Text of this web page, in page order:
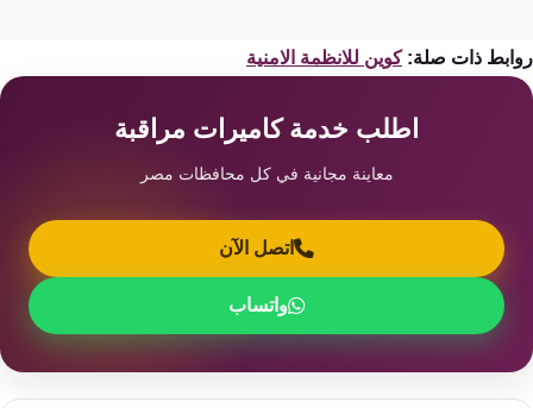
ذات صلة: كوين للانظمة الامنية
اطلب خدمة كاميرات مراقبة
معاينة مجانية في كل محافظات مصر
اتصل الآن
واتساب